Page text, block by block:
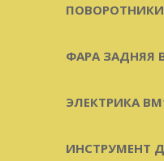
ПОВОРОТНИКИ
ФАРА ЗАДНЯЯ
ЭЛЕКТРИКА
ИНСТРУМЕНТ